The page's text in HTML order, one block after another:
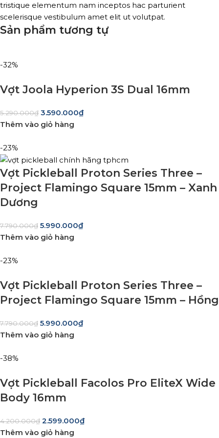
tristique elementum nam inceptos hac parturient
scelerisque vestibulum amet elit ut volutpat.
Sản phẩm tương tự
-32%
Vợt Joola Hyperion 3S Dual 16mm
5.290.000₫ 3.590.000₫
Thêm vào giỏ hàng
-23%
Vợt Pickleball Proton Series Three –
Project Flamingo Square 15mm – Xanh
Dương
7.790.000₫ 5.990.000₫
Thêm vào giỏ hàng
-23%
Vợt Pickleball Proton Series Three –
Project Flamingo Square 15mm – Hồng
7.790.000₫ 5.990.000₫
Thêm vào giỏ hàng
-38%
Vợt Pickleball Facolos Pro EliteX Wide
Body 16mm
4.200.000₫ 2.599.000₫
Thêm vào giỏ hàng